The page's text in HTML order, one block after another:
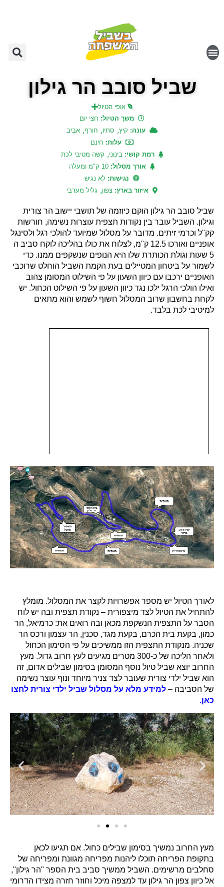
שביל סובב הר גילון
אופי הטיול
משך הטיול: חצי יום
עונה: קיץ, סתיו, חורף, אביב
עלות: חינם
רמת קושי:בינוני, קשה מטיבי לכת
אורך מסלול: 10 ק"מ ומעלה
נגישות: לא נגיש
איזור בארץ: צפון, גליל מערבי
שביל סובב הר גילון הוקם כיוזמה של תושבי יישוב הר צורית
וגילון. השביל עובר בין נקודות תצפית עוצרות נשימה, חורשות
קק"ל וכרמי זיתים. מדובר על מסלול שמיועד להולכי רגל ולסינגל
אופניים ואורכו 12.5 ק"מ, לצלוח את כולו בהליכה לוקח סביב ה
5 שעות וגולת הכותרת שלו היא הנופים שנשקפים ממנו. כדי
לשמור על ביטחון המטיילים בעת הקמת השביל הוחלט שרוכבי
האופניים ירכבו עם כיוון השעון על פי השילוט המסומן צהוב
ואילו הולכי הרגל ילכו נגד כיוון השעון על פי השילוט הכחול. יש
לקחת בחשבון שרוב המסלול חשוף לשמש והוא מתאים
למיטיבי לכת בלבד.
לאורך הטיול יש מספר אפשרויות לקצר את המסלול. מומלץ
להתחיל את הטיול לצד מיצפורית – נקודת תצפית ובה יש לוח
הסבר על התצפית הנשקפת מכאן ובה רואים את: כרמיאל, הר
כמון, בקעת בית הכרם, בקעת מגד, סכנין, הר עצמון ורכס הר
שכניה. מנקודת התצפית הזו ממשיכים על פי הסימון הכחול
ולאחר הליכה של כ-300 מטרים מגיעים לעץ חרוב גדול. מעץ
החרוב יוצא שביל טיול נוסף המסומן בסימון שבילים אדום, זה
הוא שביל ילדי צורית שעובר לצד צניר מיוחד ונוף עוצר נשימה
של הסביבה – למידע מלא על מסלול שביל ילדי צורית לחצו
כאן.
מעץ החרוב נמשיך בסימון שבילים כחול. אם תגיעו לכאן
בתקופת הפריחה תוכלו ליהנות מפריחה מגוונת ומפריחה של
סחלבים מרשימים. השביל ממשיך סביב בית הספר "הר גילון",
אל כיוון צפון הר גילון עד למצפה מיכל וחוזר חזרה מצידו הדרומי